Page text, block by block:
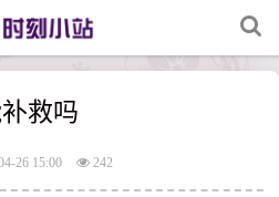
救吗
26 15:00 242